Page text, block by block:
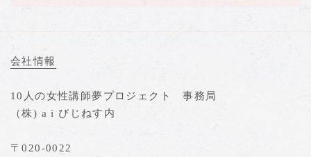
会社情報
10人の女性講師夢プロジェクト 事務局
（株) a i びじねす内
〒020-0022